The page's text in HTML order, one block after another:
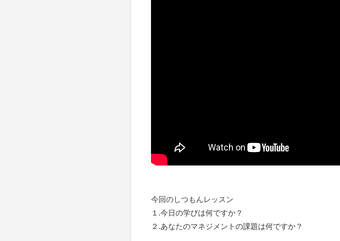
今回のしつもんレッスン
１.今日の学びは何ですか？
２.あなたのマネジメントの課題は何ですか？